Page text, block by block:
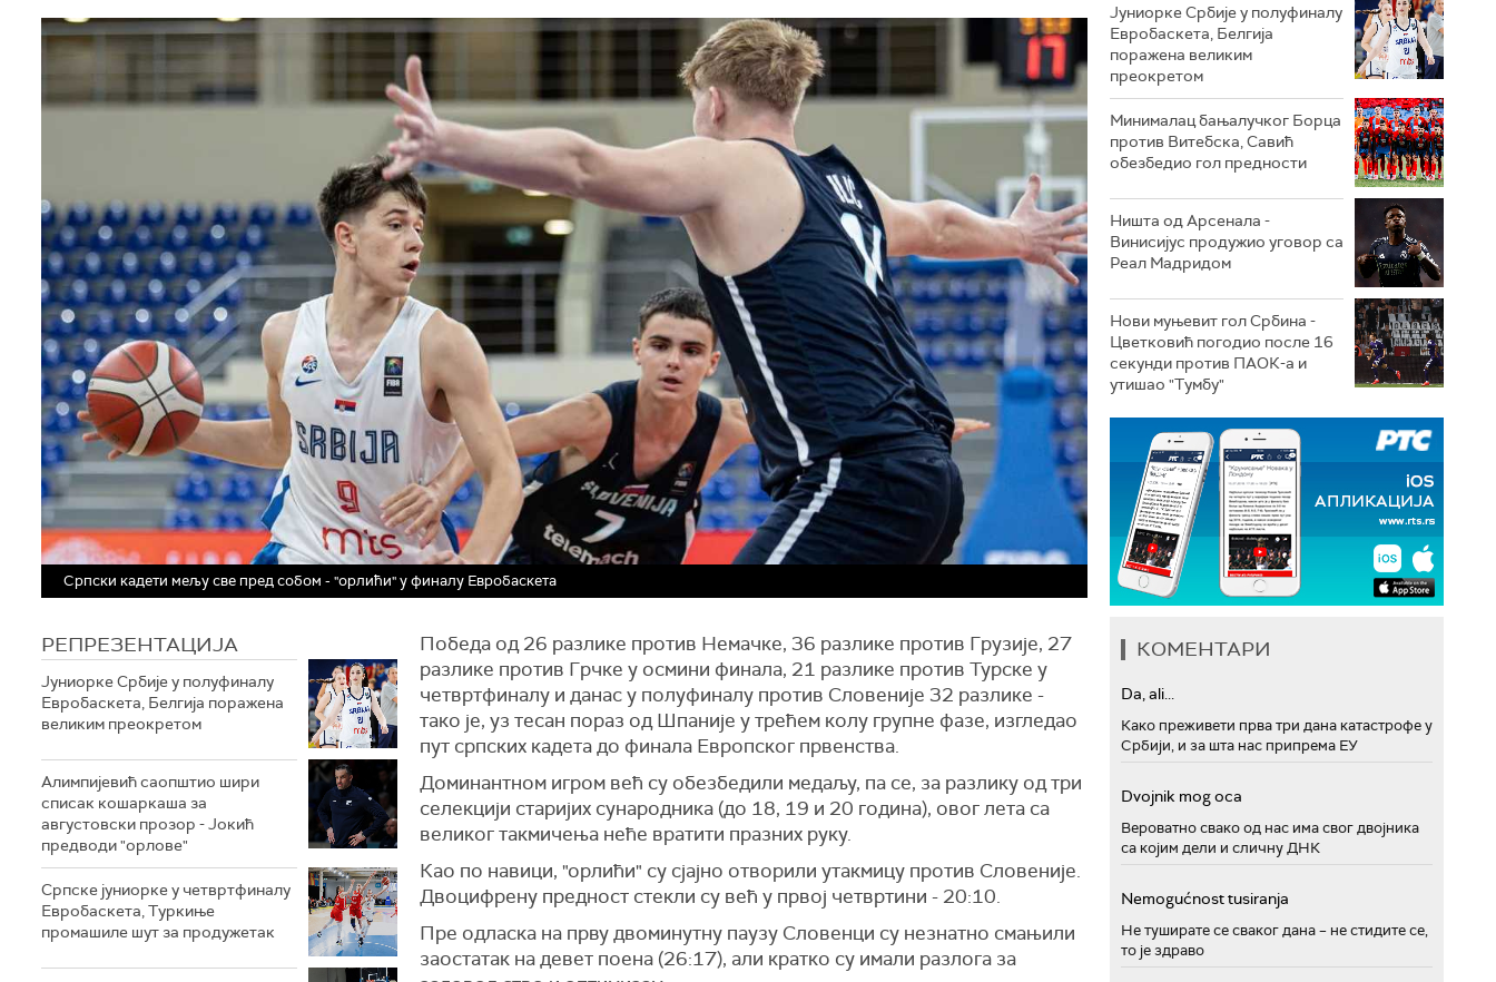
Српски кадети мељу све пред собом - "орлићи" у финалу Евробаскета
РЕПРЕЗЕНТАЦИЈА
Јуниорке Србије у полуфиналу
Евробаскета, Белгија поражена
великим преокретом
Алимпијевић саопштио шири
списак кошаркаша за
августовски прозор - Јокић
предводи "орлове"
Српске јуниорке у четвртфиналу
Евробаскета, Туркиње
промашиле шут за продужетак
Победа од 26 разлике против Немачке, 36 разлике против Грузије, 27
разлике против Грчке у осмини финала, 21 разлике против Турске у
четвртфиналу и данас у полуфиналу против Словеније 32 разлике -
тако је, уз тесан пораз од Шпаније у трећем колу групне фазе, изгледао
пут српских кадета до финала Европског првенства.
Доминантном игром већ су обезбедили медаљу, па се, за разлику од три
селекцији старијих сународника (до 18, 19 и 20 година), овог лета са
великог такмичења неће вратити празних руку.
Као по навици, "орлићи" су сјајно отворили утакмицу против Словеније.
Двоцифрену предност стекли су већ у првој четвртини - 20:10.
Пре одласка на прву двоминутну паузу Словенци су незнатно смањили
заостатак на девет поена (26:17), али кратко су имали разлога за
Јуниорке Србије у полуфиналу
Евробаскета, Белгија
поражена великим
преокретом
Минималац бањалучког Борца
против Витебска, Савић
обезбедио гол предности
Ништа од Арсенала -
Винисијус продужио уговор са
Реал Мадридом
Нови муњевит гол Србина -
Цветковић погодио после 16
секунди против ПАОК-а и
утишао "Тумбу"
КОМЕНТАРИ
Da, ali...
Како преживети прва три дана катастрофе у
Србији, и за шта нас припрема ЕУ
Dvojnik mog oca
Вероватно свако од нас има свог двојника
са којим дели и сличну ДНК
Nemogućnost tusiranja
Не туширате се сваког дана – не стидите се,
то је здраво